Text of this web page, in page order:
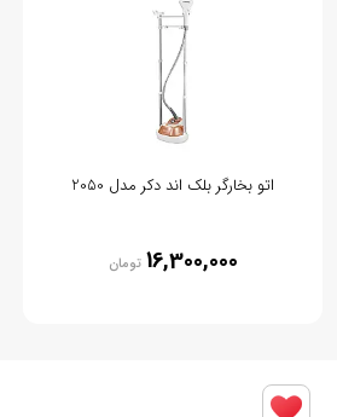
اتو بخارگر بلک اند دکر مدل 2050
16,300,000 تومان